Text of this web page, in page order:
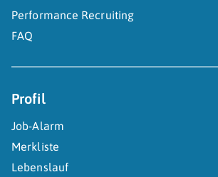
Performance Recruiting
FAQ
Profil
Job-Alarm
Merkliste
Lebenslauf